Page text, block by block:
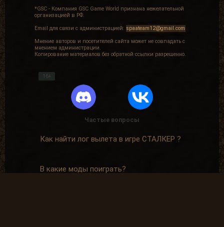
*GSC - Компания GSC Game World признана нежелательной
организацией в РФ.
Email для связи с администрацией: spaateam12@gmail.com
Мнение авторов и посетителей сайта может не совпадать с
мнением администрации.
Копирование материалов без обратной ссылки разрешенно.
16+
Частые вопросы
Как найти лог вылета в игре СТАЛКЕР ?
В какие моды поиграть?